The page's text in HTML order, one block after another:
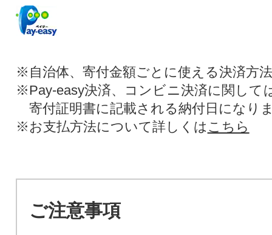
※自治体、寄付金額ごとに使える決済方
※Pay-easy決済、コンビニ決済に関して
寄付証明書に記載される納付日になり
※お支払方法について詳しくは こちら
ご注意事項